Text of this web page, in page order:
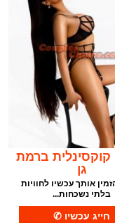
קוקסינלית ברמת
גן
אותך עכשיו לחוויות
בלתי נשכחות...